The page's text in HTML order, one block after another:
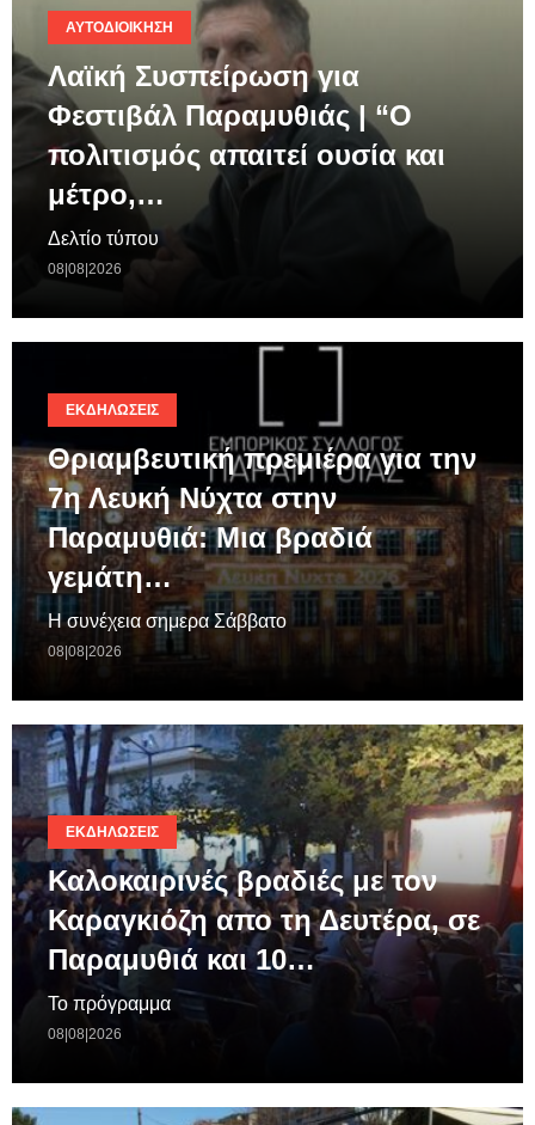
ΑΥΤΟΔΙΟΊΚΗΣΗ
Λαϊκή Συσπείρωση για
Φεστιβάλ Παραμυθιάς | “Ο
πολιτισμός απαιτεί ουσία και
μέτρο,…
Δελτίο τύπου
08|08|2026
ΕΚΔΗΛΏΣΕΙΣ
Θριαμβευτική πρεμιέρα για την
7η Λευκή Νύχτα στην
Παραμυθιά: Μια βραδιά
γεμάτη…
Η συνέχεια σημερα Σάββατο
08|08|2026
ΕΚΔΗΛΏΣΕΙΣ
Καλοκαιρινές βραδιές με τον
Καραγκιόζη απο τη Δευτέρα, σε
Παραμυθιά και 10…
Το πρόγραμμα
08|08|2026